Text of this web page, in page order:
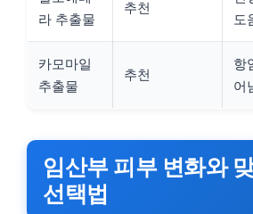
라 추출물
추천
도
카모마일
추출물
추천
항
어
임산부 피부 변화와
선택법